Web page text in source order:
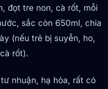
đọt tre non, cà rốt, mỗi
sắc còn 650ml, chia
(nếu trẻ bị suyễn, ho,
rốt).
nhuận, hạ hỏa, rất có